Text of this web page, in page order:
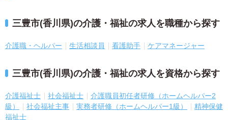
三豊市(香川県)の介護・福祉の求人を職種から探す
介護職・ヘルパー 生活相談員 看護助手 ケアマネージャー
三豊市(香川県)の介護・福祉の求人を資格から探す
介護福祉士 社会福祉士
介護職員初任者研修（ホームヘルパー2
級）
社会福祉主事 実務者研修（ホームヘルパー1級）
精神保健
福祉士